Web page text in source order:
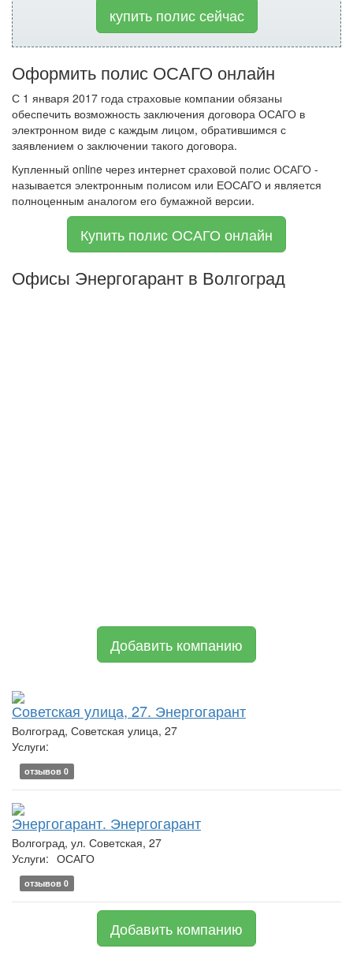
купить полис сейчас
Оформить полис ОСАГО онлайн
С 1 января 2017 года страховые компании обязаны
обеспечить возможность заключения договора ОСАГО в
электронном виде с каждым лицом, обратившимся с
заявлением о заключении такого договора.
Купленный online через интернет сраховой полис ОСАГО -
называется электронным полисом или ЕОСАГО и является
полноценным аналогом его бумажной версии.
Купить полис ОСАГО онлайн
Офисы Энергогарант в Волгоград
Добавить компанию
Советская улица, 27. Энергогарант
Волгоград, Советская улица, 27
Услуги:
отзывов 0
Энергогарант. Энергогарант
Волгоград, ул. Советская, 27
Услуги: ОСАГО
отзывов 0
Добавить компанию